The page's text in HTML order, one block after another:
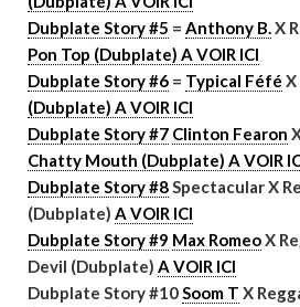
Dubplate Story #5 = Anthony B. X
Pon Top (Dubplate) A VOIR ICI
Dubplate Story #6 = Typical Féfé X
(Dubplate) A VOIR ICI
Dubplate Story #7 Clinton Fearon
Chatty Mouth (Dubplate) A VOIR
Dubplate Story #8 Spectacular X
(Dubplate) A VOIR ICI
Dubplate Story #9 Max RomeoX
Devil (Dubplate) A VOIR ICI
Dubplate Story #10 Soom T X